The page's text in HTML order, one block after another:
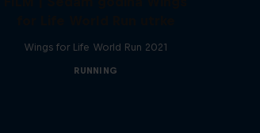
Wings for Life World Run 2021
RUNNING